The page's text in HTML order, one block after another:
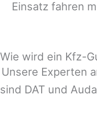
Einsatz fahren
Wie wird ein Kfz-
Unsere Experten
sind DAT und